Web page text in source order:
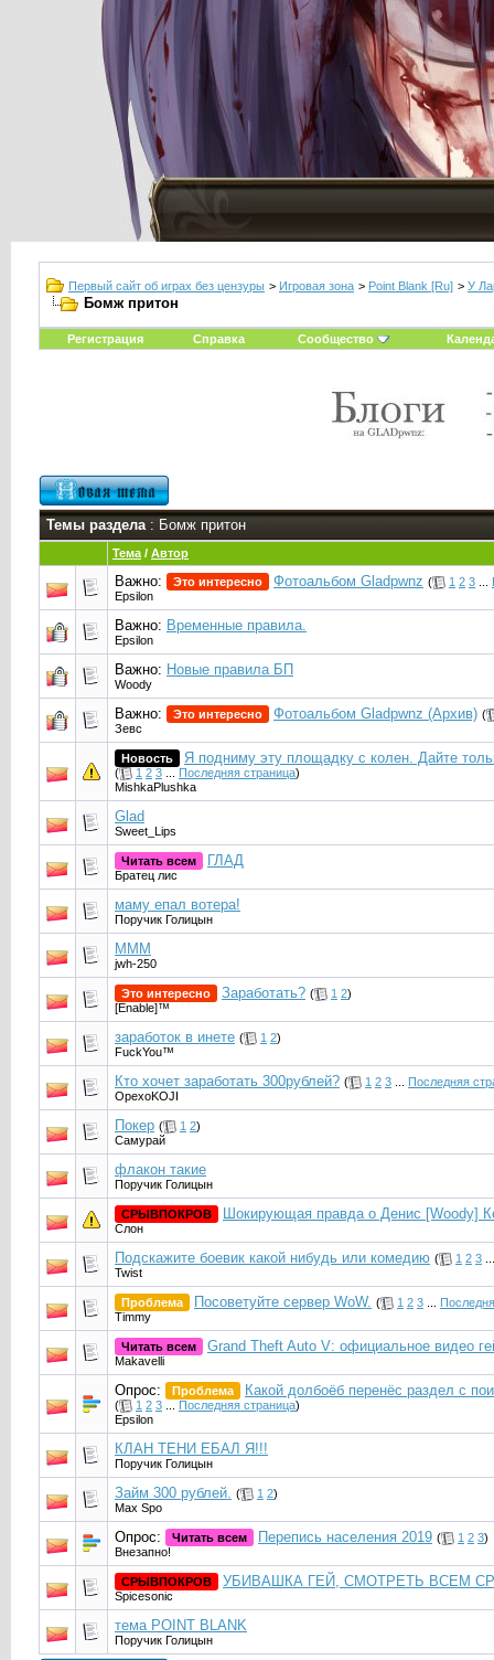
Первый сайт об играх без цензуры > Игровая зона > Point Blank [Ru] > У
Бомж притон
Регистрация Справка Сообщество
Темы раздела: Бомж притон
Тема/ Автор
Важно: Это интересно Фотоальбом Gladpwnz ( 1 2 3...
Epsilon
Важно: Временные правила.
Epsilon
Важно: Новые правила БП
Woody
Важно: Это интересно Фотоальбом Gladpwnz (Архив) (
Зевс
Новость Я подниму эту площадку с колен. Дайте
( 1 2 3... Последняя страница)
MishkaPlushka
Glad
Sweet_Lips
Читать всем ГЛАД
Братец лис
маму епал вотера!
Поручик Голицын
МММ
jwh-250
Это интересно Заработать? ( 1 2)
[Enable]™
заработок в инете ( 1 2)
FuckYou™
Кто хочет заработать 300рублей? ( 1 2 3... Последняя
OpexoKOJI
Покер ( 1 2)
Caмурaй
флакон такие
Поручик Голицын
СРЫВПОКРОВ Шокирующая правда о Денис [Woody]
Слон
Подскажите боевик какой нибудь или комедию ( 1 2 3
Twist
Проблема Посоветуйте сервер WoW. ( 1 2 3...
Timmy
Читать всем Grand Theft Auto V: официальное видео
Makavelli
Опрос: Проблема Какой долбоёб перенёс раздел c
( 1 2 3... Последняя страница)
Epsilon
КЛАН ТЕНИ ЕБАЛ Я!!!
Поручик Голицын
Займ 300 рублей. ( 1 2)
Max Spo
Опрос: Читать всем Перепись населения 2019 ( 1 2 3)
Внезапнo!
СРЫВПОКРОВ УБИВАШКА ГЕЙ, СМОТРЕТЬ ВСЕМ
Spicesonic
тема POINT BLANK
Поручик Голицын